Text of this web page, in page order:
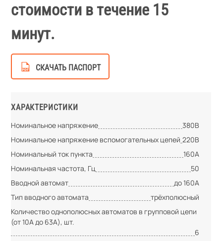
стоимости в течение 15
минут.
СКАЧАТЬ ПАСПОРТ
ХАРАКТЕРИСТИКИ
Номинальное напряжение
380В
Номинальное напряжение вспомогательных цепей 220В
Номинальный ток пункта
160А
Номинальная частота, Гц
50
Вводной автомат
до 160А
Тип вводного автомата
трёхполюсный
Количество однополюсных автоматов в групповой цепи
(от 10А до 63А), шт.
6